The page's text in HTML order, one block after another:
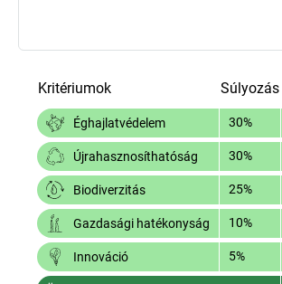
Kritériumok Súlyozás
Éghajlatvédelem 30%
Újrahasznosíthatóság 30%
Biodiverzitás 25%
Gazdasági hatékonyság 10%
Innováció 5%